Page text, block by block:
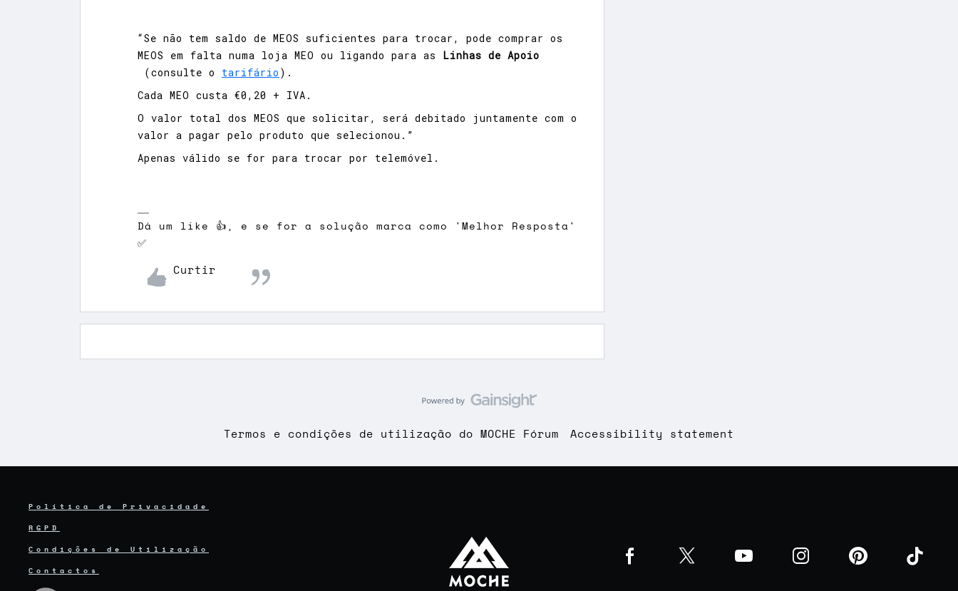
“Se não tem saldo de MEOS suficientes para trocar, pode comprar os
MEOS em falta numa loja MEO ou ligando para as Linhas de Apoio
(consulte o tarifário​ ).
Cada MEO custa €0,20 + IVA.
O valor total dos MEOS que solicitar, será debitado juntamente com o
valor a pagar pelo produto que selecionou.”
Apenas válido se for para trocar por telemóvel.
Dá um like 👍, e se for a solução marca como 'Melhor Resposta'
✅
Curtir
Termos e condições de utilização do MOCHE Fórum Accessibility statement
Política de Privacidade
RGPD
Condições de Utilização
Contactos